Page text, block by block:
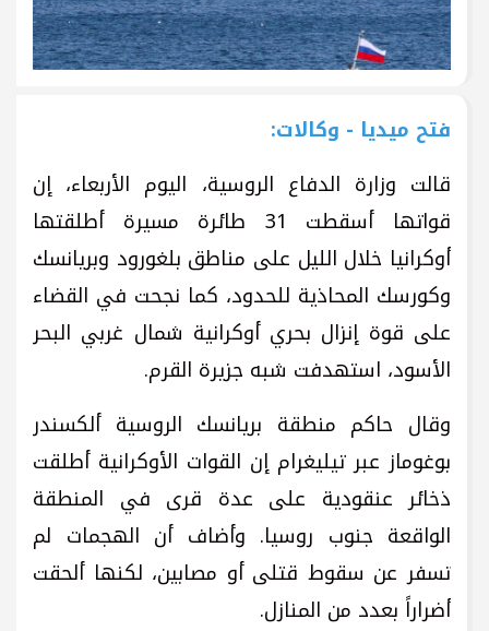
فتح ميديا - وكالات:
قالت وزارة الدفاع الروسية، اليوم الأربعاء، إن
قواتها أسقطت 31 طائرة مسيرة أطلقتها
أوكرانيا خلال الليل على مناطق بلغورود وبريانسك
وكورسك المحاذية للحدود، كما نجحت في القضاء
على قوة إنزال بحري أوكرانية شمال غربي البحر
الأسود، استهدفت شبه جزيرة القرم.
وقال حاكم منطقة بريانسك الروسية ألكسندر
بوغوماز عبر تيليغرام إن القوات الأوكرانية أطلقت
ذخائر عنقودية على عدة قرى في المنطقة
الواقعة جنوب روسيا. وأضاف أن الهجمات لم
تسفر عن سقوط قتلى أو مصابين، لكنها ألحقت
أضراراً بعدد من المنازل.